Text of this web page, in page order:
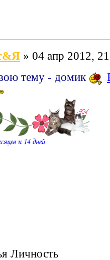
» 04 апр 2012,
тему - домик
Личность